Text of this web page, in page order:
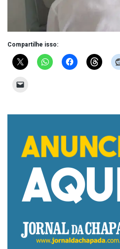
Compartilhe isso: